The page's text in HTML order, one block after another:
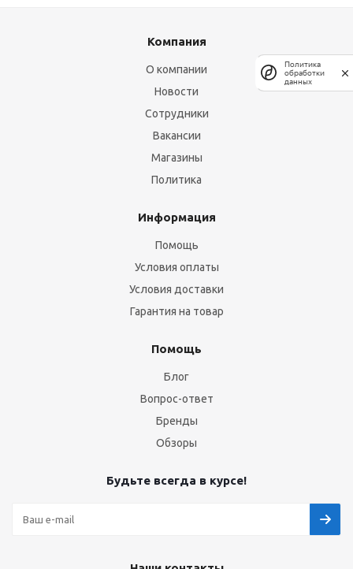
Компания
О компании
Новости
Сотрудники
Вакансии
Магазины
Политика
Информация
Помощь
Условия оплаты
Условия доставки
Гарантия на товар
Помощь
Блог
Вопрос-ответ
Бренды
Обзоры
Будьте всегда в курсе!
Политика
обработки
данных